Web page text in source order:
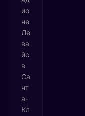
ио
не
Ле
ва
йс
в
Са
нт
а-
Кл